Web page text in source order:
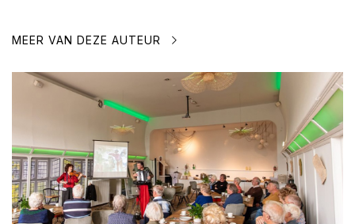
MEER VAN DEZE AUTEUR